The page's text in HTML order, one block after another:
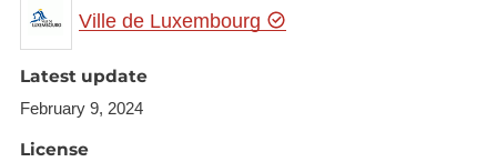
Ville de Luxembourg
Latest update
February 9, 2024
License